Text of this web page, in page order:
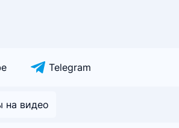
Telegram
на видео